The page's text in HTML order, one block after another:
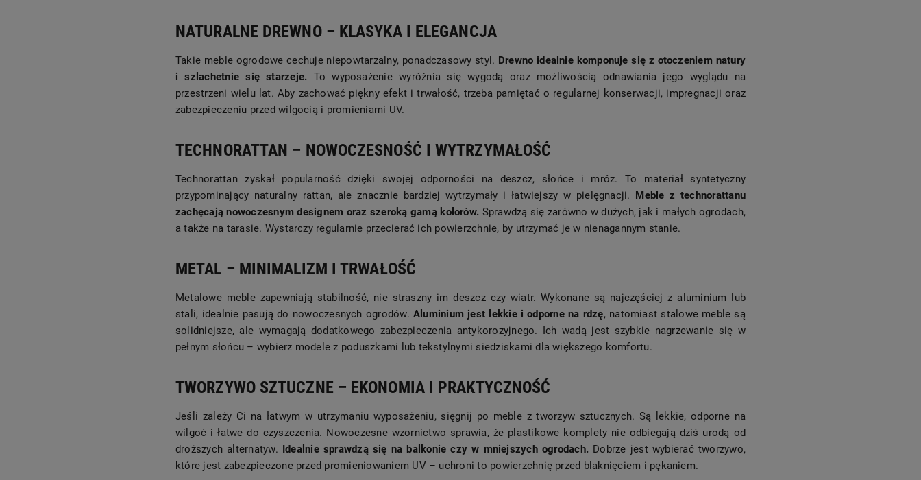
NATURALNE DREWNO – KLASYKA I ELEGANCJA
Takie meble ogrodowe cechuje niepowtarzalny, ponadczasowy styl. Drewno idealnie komponuje się z otoczeniem natury
i szlachetnie się starzeje. To wyposażenie wyróżnia się wygodą oraz możliwością odnawiania jego wyglądu na
przestrzeni wielu lat. Aby zachować piękny efekt i trwałość, trzeba pamiętać o regularnej konserwacji, impregnacji oraz
zabezpieczeniu przed wilgocią i promieniami UV.
TECHNORATTAN – NOWOCZESNOŚĆ I WYTRZYMAŁOŚĆ
Technorattan zyskał popularność dzięki swojej odporności na deszcz, słońce i mróz. To materiał syntetyczny
przypominający naturalny rattan, ale znacznie bardziej wytrzymały i łatwiejszy w pielęgnacji. Meble z technorattanu
zachęcają nowoczesnym designem oraz szeroką gamą kolorów. Sprawdzą się zarówno w dużych, jak i małych ogrodach,
a także na tarasie. Wystarczy regularnie przecierać ich powierzchnie, by utrzymać je w nienagannym stanie.
METAL – MINIMALIZM I TRWAŁOŚĆ
Metalowe meble zapewniają stabilność, nie straszny im deszcz czy wiatr. Wykonane są najczęściej z aluminium lub
stali, idealnie pasują do nowoczesnych ogrodów. Aluminium jest lekkie i odporne na rdzę, natomiast stalowe meble są
solidniejsze, ale wymagają dodatkowego zabezpieczenia antykorozyjnego. Ich wadą jest szybkie nagrzewanie się w
pełnym słońcu – wybierz modele z poduszkami lub tekstylnymi siedziskami dla większego komfortu.
TWORZYWO SZTUCZNE – EKONOMIA I PRAKTYCZNOŚĆ
Jeśli zależy Ci na łatwym w utrzymaniu wyposażeniu, sięgnij po meble z tworzyw sztucznych. Są lekkie, odporne na
wilgoć i łatwe do czyszczenia. Nowoczesne wzornictwo sprawia, że plastikowe komplety nie odbiegają dziś urodą od
droższych alternatyw. Idealnie sprawdzą się na balkonie czy w mniejszych ogrodach. Dobrze jest wybierać tworzywo,
które jest zabezpieczone przed promieniowaniem UV – uchroni to powierzchnię przed blaknięciem i pękaniem.